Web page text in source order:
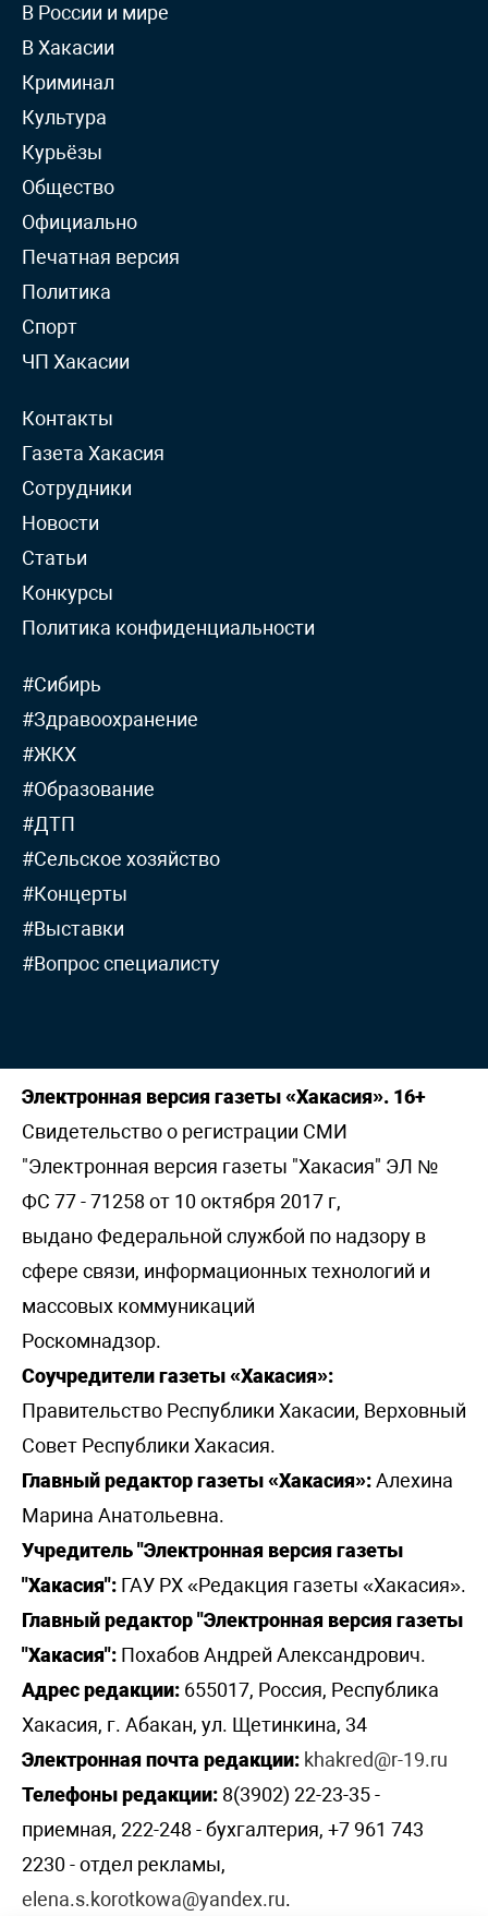
В России и мире
В Хакасии
Криминал
Культура
Курьёзы
Общество
Официально
Печатная версия
Политика
Спорт
ЧП Хакасии
Контакты
Газета Хакасия
Сотрудники
Новости
Статьи
Конкурсы
Политика конфиденциальности
#Сибирь
#Здравоохранение
#ЖКХ
#Образование
#ДТП
#Сельское хозяйство
#Концерты
#Выставки
#Вопрос специалисту
Электронная версия газеты «Хакасия». 16+
Свидетельство о регистрации СМИ
"Электронная версия газеты "Хакасия" ЭЛ №
ФС 77 - 71258 от 10 октября 2017 г,
выдано Федеральной службой по надзору в
сфере связи, информационных технологий и
массовых коммуникаций
Роскомнадзор.
Соучредители газеты «Хакасия»:
Правительство Республики Хакасии, Верховный
Совет Республики Хакасия.
Главный редактор газеты «Хакасия»:Алехина
Марина Анатольевна.
Учредитель "Электронная версия газеты
"Хакасия": ГАУ РХ «Редакция газеты «Хакасия».
Главный редактор "Электронная версия газеты
"Хакасия": Похабов Андрей Александрович.
Адрес редакции: 655017, Россия, Республика
Хакасия, г. Абакан, ул. Щетинкина, 34
Электронная почта редакции: khakred@r-19.ru
Телефоны редакции: 8(3902) 22-23-35 -
приемная, 222-248 - бухгалтерия, +7 961 743
2230 - отдел рекламы,
elena.s.korotkowa@yandex.ru.